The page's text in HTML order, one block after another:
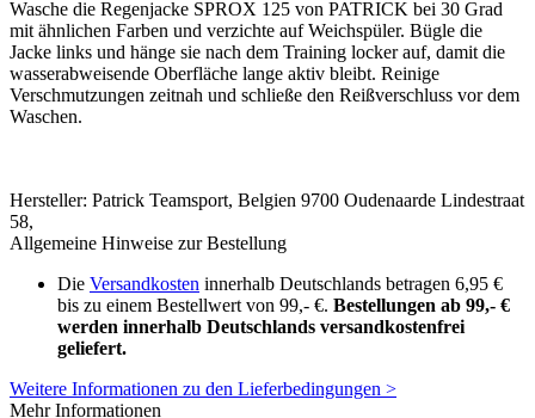
Versandkostenfrei ab 99,- € Bestellwert innerhalb Deutschlands
Schnelle Lieferung
Unser Service
Kontakt
Lieferbedingungen
Marken
Angebote
Unsere Zahlarten
Unsere Versandpartner